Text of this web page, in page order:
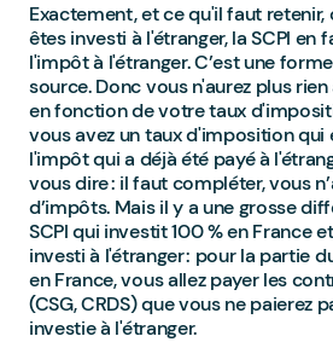
Exactement, et ce qu'il faut
êtes investi à l'étranger, la SCPI en
l'impôt à l'étranger. C’est une
source. Donc vous n'aurez plus
en fonction de votre taux
vous avez un taux d'imposition qui
l'impôt qui a déjà été payé à
vous dire : il faut compléter, vous
d’impôts. Mais il y a une grosse
SCPI qui investit 100 % en France
investi à l'étranger : pour la partie
en France, vous allez payer les
(CSG, CRDS) que vous ne paierez
investie à l'étranger.